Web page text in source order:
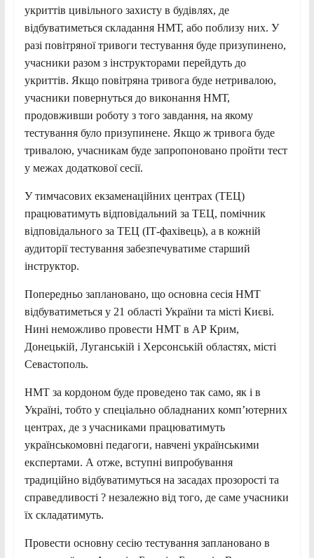
укриттів цивільного захисту в будівлях, де
відбуватиметься складання НМТ, або поблизу них. У
разі повітряної тривоги тестування буде призупинено,
учасники разом з інструкторами перейдуть до
укриттів. Якщо повітряна тривога буде нетривалою,
учасники повернуться до виконання НМТ,
продовживши роботу з того завдання, на якому
тестування було призупинене. Якщо ж тривога буде
тривалою, учасникам буде запропоновано пройти тест
у межах додаткової сесії.
У тимчасових екзаменаційних центрах (ТЕЦ)
працюватимуть відповідальний за ТЕЦ, помічник
відповідального за ТЕЦ (ІТ-фахівець), а в кожній
аудиторії тестування забезпечуватиме старший
інструктор.
Попередньо заплановано, що основна сесія НМТ
відбуватиметься у 21 області України та місті Києві.
Нині неможливо провести НМТ в АР Крим,
Донецькій, Луганській і Херсонській областях, місті
Севастополь.
НМТ за кордоном буде проведено так само, як і в
Україні, тобто у спеціально обладнаних комп’ютерних
центрах, де з учасниками працюватимуть
українськомовні педагоги, навчені українськими
експертами. А отже, вступні випробування
традиційно відбуватимуться на засадах прозорості та
справедливості ? незалежно від того, де саме учасники
їх складатимуть.
Провести основну сесію тестування заплановано в